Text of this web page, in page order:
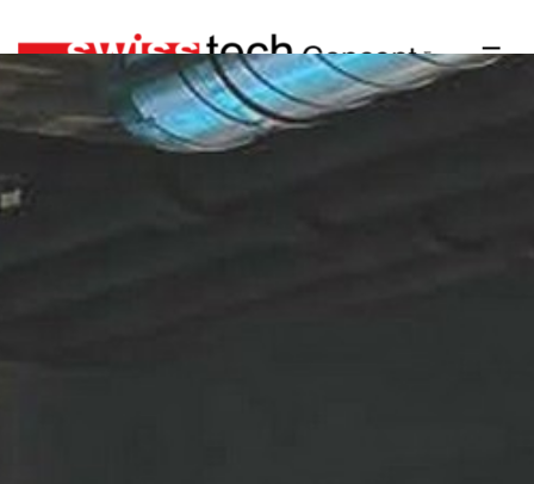
Accueil» Qui sommes nous ?